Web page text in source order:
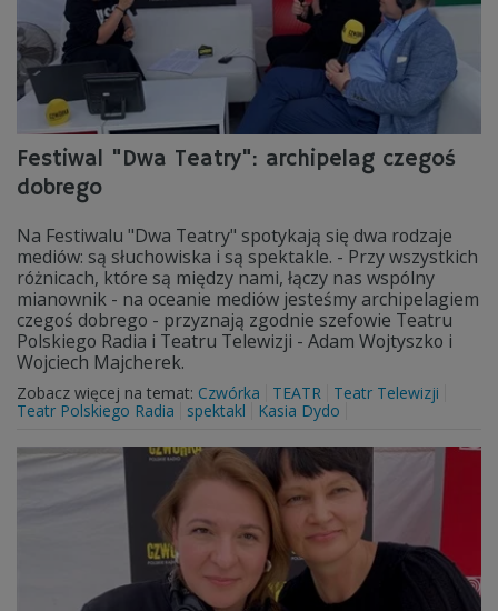
Festiwal "Dwa Teatry": archipelag czegoś
dobrego
Na Festiwalu "Dwa Teatry" spotykają się dwa rodzaje
mediów: są słuchowiska i są spektakle. - Przy wszystkich
różnicach, które są między nami, łączy nas wspólny
mianownik - na oceanie mediów jesteśmy archipelagiem
czegoś dobrego - przyznają zgodnie szefowie Teatru
Polskiego Radia i Teatru Telewizji - Adam Wojtyszko i
Wojciech Majcherek.
Zobacz więcej na temat: Czwórka TEATR
Teatr Telewizji
Teatr Polskiego Radia
spektakl Kasia Dydo